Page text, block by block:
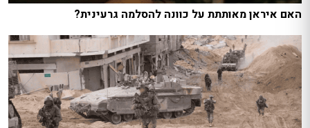
האם איראן מאותתת על כוונה להסלמה גרעינית?